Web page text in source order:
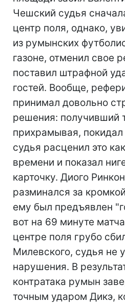
Чешский судья
центр поля, однако,
из румынских
газоне, отменил свое
поставил штрафной
гостей. Вообще,
принимал довольно
решения: получивший
прихрамывая, покидал
судья расценил это
времени и показал
карточку. Диого
разминался за
ему был предъявлен
вот на 69 минуте
центре поля грубо
Милевского, судья не
нарушения. В
контратака румын
точным ударом Дикэ,